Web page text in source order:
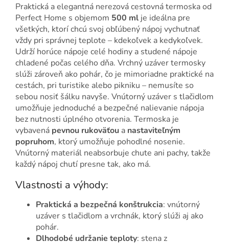
Praktická a elegantná nerezová cestovná termoska od
Perfect Home s objemom 500 ml je ideálna pre
všetkých, ktorí chcú svoj obľúbený nápoj vychutnať
vždy pri správnej teplote – kdekoľvek a kedykoľvek.
Udrží horúce nápoje celé hodiny a studené nápoje
chladené počas celého dňa. Vrchný uzáver termosky
slúži zároveň ako pohár, čo je mimoriadne praktické na
cestách, pri turistike alebo pikniku – nemusíte so
sebou nosiť šálku navyše. Vnútorný uzáver s tlačidlom
umožňuje jednoduché a bezpečné nalievanie nápoja
bez nutnosti úplného otvorenia. Termoska je
vybavená pevnou rukoväťou a nastaviteľným
popruhom, ktorý umožňuje pohodlné nosenie.
Vnútorný materiál neabsorbuje chute ani pachy, takže
každý nápoj chutí presne tak, ako má.
Vlastnosti a výhody:
Praktická a bezpečná konštrukcia: vnútorný
uzáver s tlačidlom a vrchnák, ktorý slúži aj ako
pohár.
Dlhodobé udržanie teploty: stena z